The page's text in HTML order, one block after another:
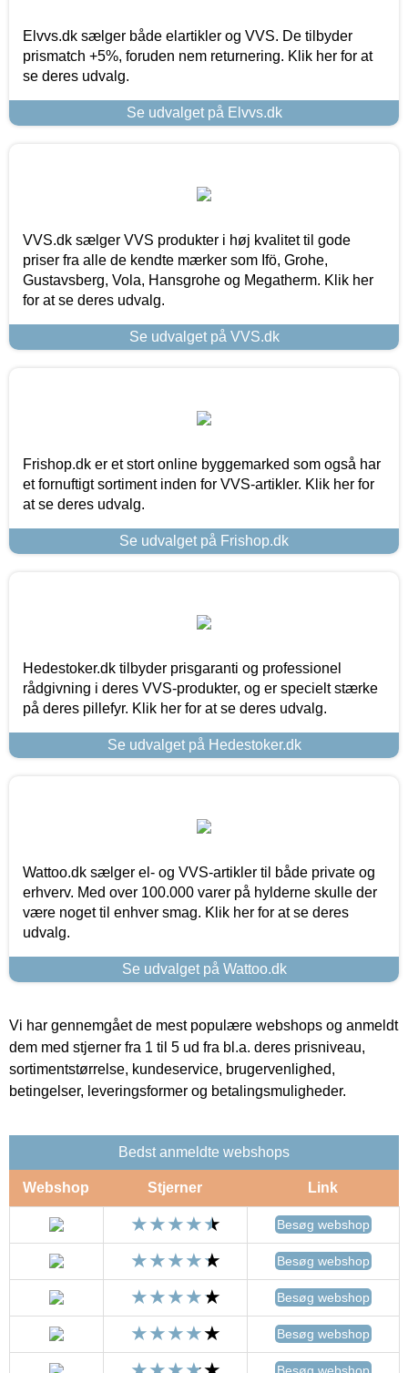
Elvvs.dk sælger både elartikler og VVS. De tilbyder
prismatch +5%, foruden nem returnering. Klik her for at
se deres udvalg.
Se udvalget på Elvvs.dk
VVS.dk sælger VVS produkter i høj kvalitet til gode
priser fra alle de kendte mærker som Ifö, Grohe,
Gustavsberg, Vola, Hansgrohe og Megatherm. Klik her
for at se deres udvalg.
Se udvalget på VVS.dk
Frishop.dk er et stort online byggemarked som også har
et fornuftigt sortiment inden for VVS-artikler. Klik her for
at se deres udvalg.
Se udvalget på Frishop.dk
Hedestoker.dk tilbyder prisgaranti og professionel
rådgivning i deres VVS-produkter, og er specielt stærke
på deres pillefyr. Klik her for at se deres udvalg.
Se udvalget på Hedestoker.dk
Wattoo.dk sælger el- og VVS-artikler til både private og
erhverv. Med over 100.000 varer på hylderne skulle der
være noget til enhver smag. Klik her for at se deres
udvalg.
Se udvalget på Wattoo.dk
Vi har gennemgået de mest populære webshops og anmeldt
dem med stjerner fra 1 til 5 ud fra bl.a. deres prisniveau,
sortimentstørrelse, kundeservice, brugervenlighed,
betingelser, leveringsformer og betalingsmuligheder.
Bedst anmeldte webshops
Webshop Stjerner Link
Besøg webshop
Besøg webshop
Besøg webshop
Besøg webshop